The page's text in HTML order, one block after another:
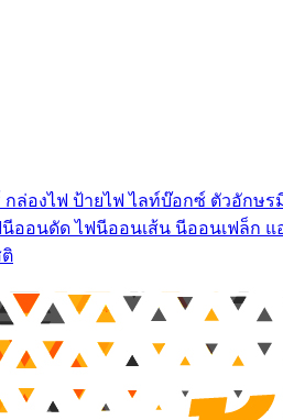
ล่องไฟ ป้ายไฟ ไลท์บ๊อกซ์ ตัวอักษ
อนดัด ไฟนีออนเส้น นีออนเฟล็ก แอ